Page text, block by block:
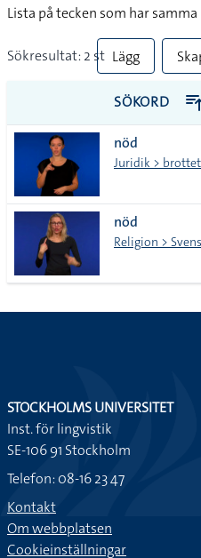
Lista på tecken som har
Sökresultat: 2 st Lägg
till
alla i
lista
PDF
SÖKORD
nöd
Juridik > brottet
nöd
Religion >
STOCKHOLMS UNIVERSITET
Inst. för lingvistik
SE-106 91 Stockholm
Telefon: 08-16 23 47
Kontakt
Om webbplatsen
Cookieinställningar